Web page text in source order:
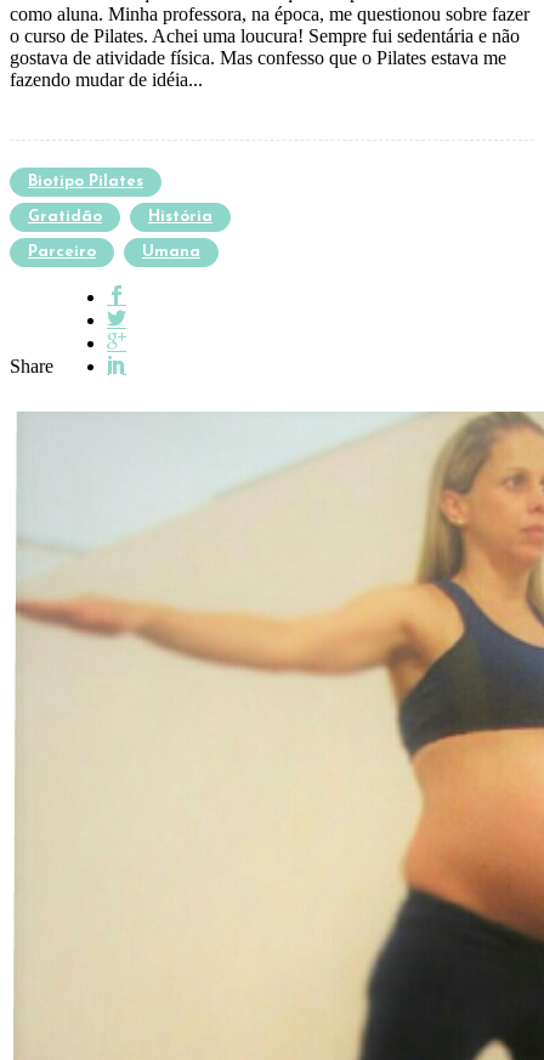
como aluna. Minha professora, na época, me questionou sobre fazer
o curso de Pilates. Achei uma loucura! Sempre fui sedentária e não
gostava de atividade física. Mas confesso que o Pilates estava me
fazendo mudar de idéia...
Biotipo Pilates
Gratidão História
Parceiro Umana
Share